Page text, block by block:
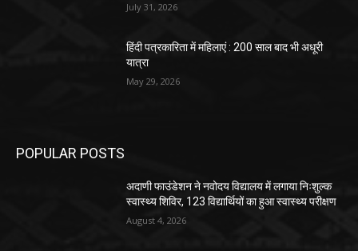
July 31, 2026
हिंदी पत्रकारिता में महिलाएं : 200 साल बाद भी अधूरी
यात्रा
May 29, 2026
POPULAR POSTS
अदाणी फाउंडेशन ने नवोदय विद्यालय में लगाया निःशुल्क
स्वास्थ्य शिविर, 123 विद्यार्थियों का हुआ स्वास्थ्य परीक्षण
August 4, 2026